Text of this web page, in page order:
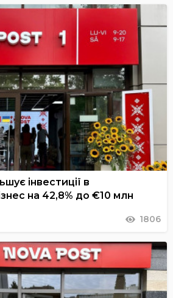
інвестиції в
на 42,8% до €10 млн
1806